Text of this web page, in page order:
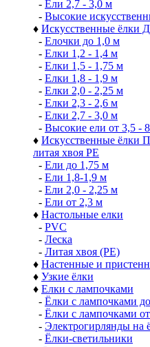
- Ели 2,7 - 3,0 м
- Высокие
♦ Искусственные ёлки
- Елочки до 1,0 м
- Елки 1,2 - 1,4 м
- Елки 1,5 - 1,75 м
- Елки 1,8 - 1,9 м
- Елки 2,0 - 2,25 м
- Елки 2,3 - 2,6 м
- Елки 2,7 - 3,0 м
- Высокие ели от 3,5 -
♦ Искусственные
литая хвоя РЕ
- Ели до 1,75 м
- Ели 1,8-1,9 м
- Ели 2,0 - 2,25 м
- Ели от 2,3 м
♦ Настольные елки
- PVC
- Леска
- Литая хвоя (РЕ)
♦ Настенные и
♦ Узкие ёлки
♦ Елки с лампочками
- Ёлки с лампочками
- Ёлки с лампочками
- Электрогирлянды на
- Ёлки-светильники